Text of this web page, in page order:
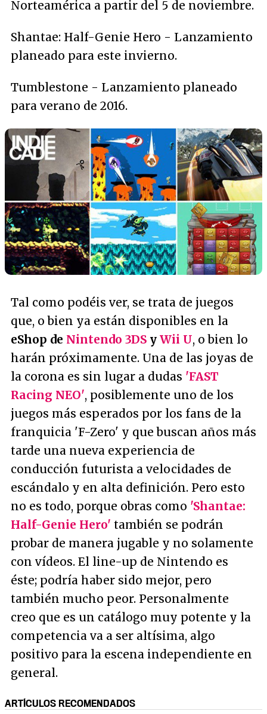
Norteamérica a partir del 5 de noviembre.
Shantae: Half-Genie Hero - Lanzamiento
planeado para este invierno.
Tumblestone - Lanzamiento planeado
para verano de 2016.
Tal como podéis ver, se trata de juegos
que, o bien ya están disponibles en la
eShop de Nintendo 3DS y Wii U, o bien lo
harán próximamente. Una de las joyas de
la corona es sin lugar a dudas 'FAST
Racing NEO', posiblemente uno de los
juegos más esperados por los fans de la
franquicia 'F-Zero' y que buscan años más
tarde una nueva experiencia de
conducción futurista a velocidades de
escándalo y en alta definición. Pero esto
no es todo, porque obras como 'Shantae:
Half-Genie Hero' también se podrán
probar de manera jugable y no solamente
con vídeos. El line-up de Nintendo es
éste; podría haber sido mejor, pero
también mucho peor. Personalmente
creo que es un catálogo muy potente y la
competencia va a ser altísima, algo
positivo para la escena independiente en
general.
ARTÍCULOS RECOMENDADOS